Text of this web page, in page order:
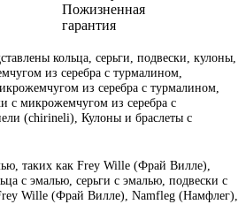
Пожизненная
гарантия
кольца, серьги, подвески, кулоны,
из серебра с турмалином,
из серебра с турмалином,
с микрожемчугом из серебра с
(chirineli), Кулоны и браслеты с
таких как Frey Wille (Фрай Вилле),
с эмалью, серьги с эмалью, подвески с
Wille (Фрай Вилле), Namfleg (Намфлег),